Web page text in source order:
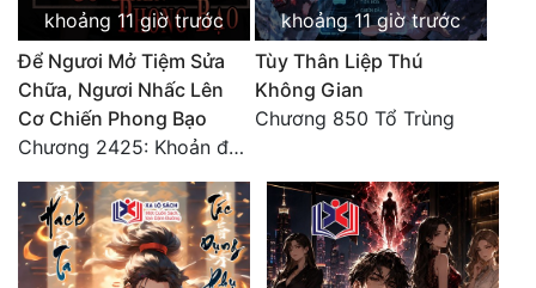
Đồng Nhân
Cẩu Đạo Trường Sinh
Truyện Nam
Truyện Nữ
khoảng 11 giờ trước
Để Ngươi Mở Tiệm Sửa
Chữa, Ngươi Nhấc Lên
Cơ Chiến Phong Bạo
Chương 2425: Khoản đầu tư của Tượng Chủ!! Nỗi nghi hoặc của Tô Bạch!
khoảng 11 giờ trước
Tùy Thân Liệp Thú
Không Gian
Chương 850 Tổ Trùng